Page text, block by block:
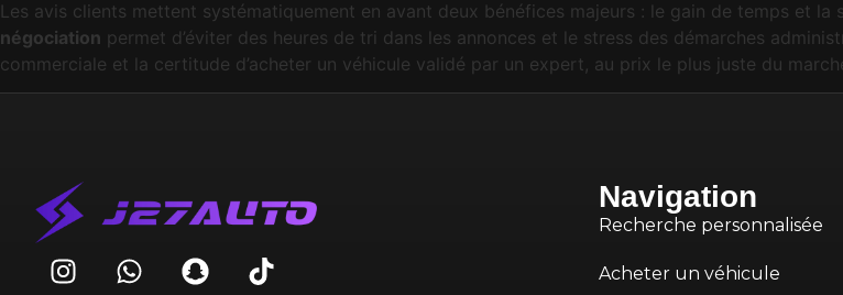
Les avis clients mettent systématiquement en avant deux bénéfices majeurs : le gain de temps et la
négociation permet d’éviter des heures de tri dans les annonces et le stress des démarches
commerciale et la certitude d’acheter un véhicule validé par un expert, au prix le plus juste du
Navigation
Recherche personnalisée
Acheter un véhicule